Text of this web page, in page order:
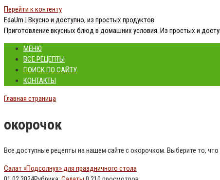
Перейти к контенту
EdaUm | Вкусно и доступно, из простых продуктов
Приготовление вкусных блюд в домашних условия. Из простых и
МЕНЮ
ВСЕ РЕЦЕПТЫ
ПОИСК ПО САЙТУ
КОНТАКТЫ
Главная страница
окорочок
Все доступные рецепты на нашем сайте с окорочком. Выберите то, что
Салат «Подсолнух» для праздничного стола